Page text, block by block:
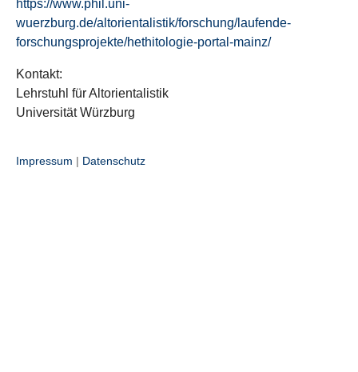
https://www.phil.uni-
wuerzburg.de/altorientalistik/forschung/laufende-
forschungsprojekte/hethitologie-portal-mainz/
Kontakt:
Lehrstuhl für Altorientalistik
Universität Würzburg
Impressum | Datenschutz